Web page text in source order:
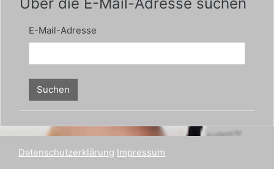
E-Mail-Adresse
Datenschutzerklärung Impressum